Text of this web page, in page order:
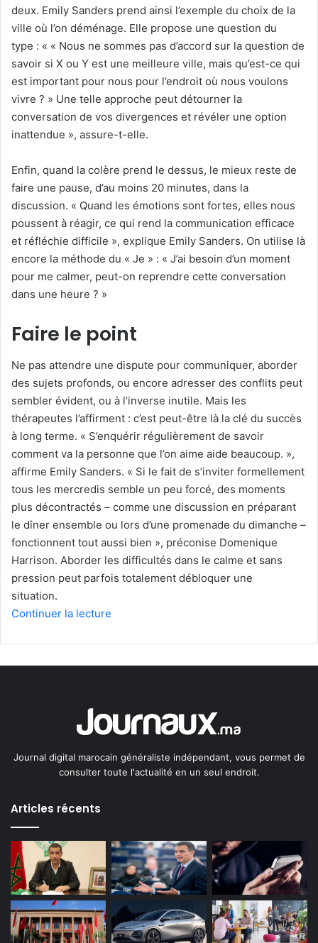
deux. Emily Sanders prend ainsi l’exemple du choix de la
ville où l’on déménage. Elle propose une question du
type : « « Nous ne sommes pas d’accord sur la question de
savoir si X ou Y est une meilleure ville, mais qu’est-ce qui
est important pour nous pour l’endroit où nous voulons
vivre ? » Une telle approche peut détourner la
conversation de vos divergences et révéler une option
inattendue », assure-t-elle.
Enfin, quand la colère prend le dessus, le mieux reste de
faire une pause, d’au moins 20 minutes, dans la
discussion. « Quand les émotions sont fortes, elles nous
poussent à réagir, ce qui rend la communication efficace
et réfléchie difficile », explique Emily Sanders. On utilise là
encore la méthode du « Je » : « J’ai besoin d’un moment
pour me calmer, peut-on reprendre cette conversation
dans une heure ? »
Faire le point
Ne pas attendre une dispute pour communiquer, aborder
des sujets profonds, ou encore adresser des conflits peut
sembler évident, ou à l’inverse inutile. Mais les
thérapeutes l’affirment : c’est peut-être là la clé du succès
à long terme. « S’enquérir régulièrement de savoir
comment va la personne que l’on aime aide beaucoup. »,
affirme Emily Sanders. « Si le fait de s’inviter formellement
tous les mercredis semble un peu forcé, des moments
plus décontractés – comme une discussion en préparant
le dîner ensemble ou lors d’une promenade du dimanche –
fonctionnent tout aussi bien », préconise Domenique
Harrison. Aborder les difficultés dans le calme et sans
pression peut parfois totalement débloquer une
situation.
Continuer la lecture
Journal digital marocain généraliste indépendant, vous permet de
consulter toute l'actualité en un seul endroit.
Articles récents